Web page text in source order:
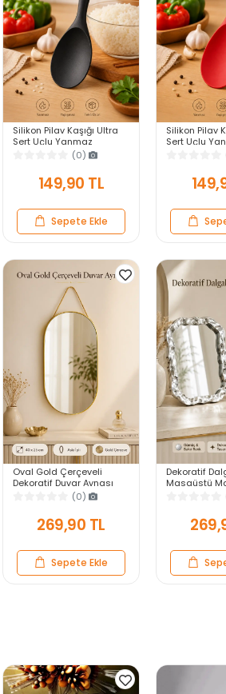
Silikon Pilav Kaşığı Ultra
Sert Uçlu Yanmaz
Yapışmaz Isıya Dayanıklı
Siyah Servis Yemek Kaşığı
(0)
149,90 TL
Sepete Ekle
Silikon Pilav
Sert Uçlu
Yapışmaz
Kırmızı
Kaşığı
Oval Gold Çerçeveli
Dekoratif Duvar Aynası
40x25 Askılı Modern
Salon Antre Banyo Yatak
Odası Aynası
(0)
269,90 TL
Sepete Ekle
Dekoratif
Masaüstü
Gümüş
Modern